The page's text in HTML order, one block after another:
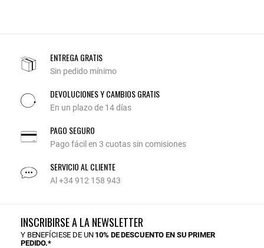
ENTREGA GRATIS
Sin pedido mínimo
DEVOLUCIONES Y CAMBIOS GRATIS
En un plazo de 14 días
PAGO SEGURO
Pago fácil en 3 cuotas sin comisiones
SERVICIO AL CLIENTE
Al +34 912 158 943
INSCRIBIRSE A LA NEWSLETTER
Y BENEFÍCIESE DE UN 10% DE DESCUENTO EN SU PRIMER
PEDIDO.*